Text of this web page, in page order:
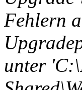
Fehlern
unter